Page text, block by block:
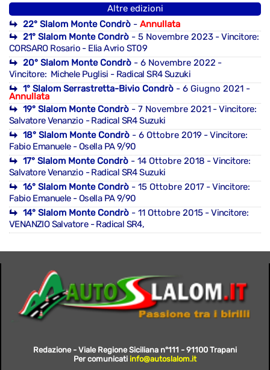
Altre edizioni
22° Slalom Monte Condrò - Annullata
21° Slalom Monte Condrò - 5 Novembre 2023 - Vincitore:
CORSARO Rosario - Elia Avrio ST09
20° Slalom Monte Condrò - 6 Novembre 2022 -
Vincitore: Michele Puglisi - Radical SR4 Suzuki
1° Slalom Serrastretta-Bivio Condrò - 6 Giugno 2021 -
Annullata
19° Slalom Monte Condrò - 7 Novembre 2021 - Vincitore:
Salvatore Venanzio - Radical SR4 Suzuki
18° Slalom Monte Condrò - 6 Ottobre 2019 - Vincitore:
Fabio Emanuele - Osella PA 9/90
17° Slalom Monte Condrò - 14 Ottobre 2018 - Vincitore:
Salvatore Venanzio - Radical SR4 Suzuki
16° Slalom Monte Condrò - 15 Ottobre 2017 - Vincitore:
Fabio Emanuele - Osella PA 9/90
14° Slalom Monte Condrò - 11 Ottobre 2015 - Vincitore:
VENANZIO Salvatore - Radical SR4,
Redazione - Viale Regione Siciliana n°111 - 91100 Trapani
Per comunicati info@autoslalom.it